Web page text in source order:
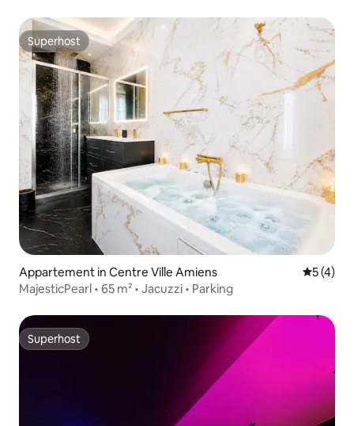
Superhost
Superhost
Appartement in Centre Ville Amiens
5 (4)
MajesticPearl • 65 m² • Jacuzzi • Parking
Superhost
Superhost